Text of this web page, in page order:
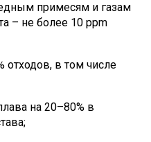
примесям и газам
– не более 10 ppm
отходов, в том числе
на 20–80% в